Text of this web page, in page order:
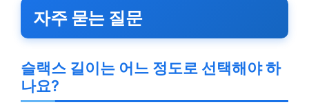
자주 묻는 질문
슬랙스 길이는 어느 정도로 선택해야 하
나요?